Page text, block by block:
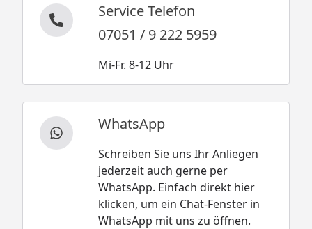
Service Telefon
07051 / 9 222 5959
Mi-Fr. 8-12 Uhr
WhatsApp
Schreiben Sie uns Ihr Anliegen
jederzeit auch gerne per
WhatsApp. Einfach direkt hier
klicken, um ein Chat-Fenster in
WhatsApp mit uns zu öffnen.